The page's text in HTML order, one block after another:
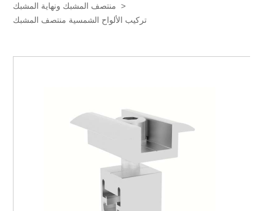
منتصف المشبك ونهاية المشبك >
تركيب الألواح الشمسية منتصف المشبك